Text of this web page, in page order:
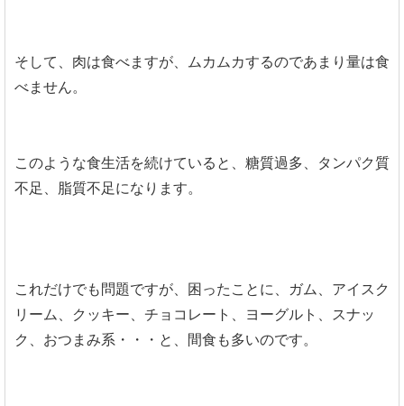
そして、肉は食べますが、ムカムカするのであまり量は食
べません。
このような食生活を続けていると、糖質過多、タンパク質
不足、脂質不足になります。
これだけでも問題ですが、困ったことに、ガム、アイスク
リーム、クッキー、チョコレート、ヨーグルト、スナッ
ク、おつまみ系・・・と、間食も多いのです。